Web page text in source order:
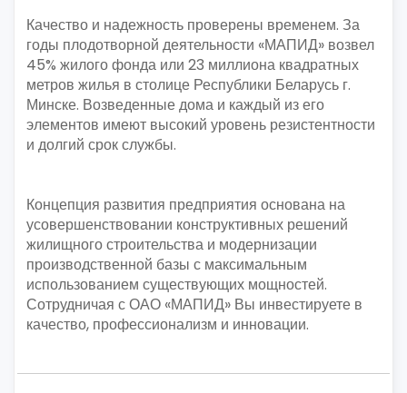
Качество и надежность проверены временем. За
годы плодотворной деятельности «МАПИД» возвел
45% жилого фонда или 23 миллиона квадратных
метров жилья в столице Республики Беларусь г.
Минске. Возведенные дома и каждый из его
элементов имеют высокий уровень резистентности
и долгий срок службы.
Концепция развития предприятия основана на
усовершенствовании конструктивных решений
жилищного строительства и модернизации
производственной базы с максимальным
использованием существующих мощностей.
Сотрудничая с ОАО «МАПИД» Вы инвестируете в
качество, профессионализм и инновации.